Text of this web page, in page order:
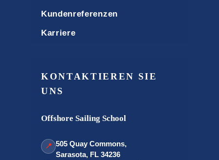
Kundenreferenzen
Karriere
KONTAKTIEREN SIE
UNS
Offshore Sailing School
📍 505 Quay Commons,
Sarasota, FL 34236